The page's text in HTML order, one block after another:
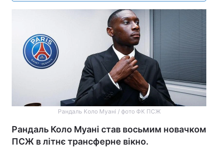
Рандаль Коло Муані / фото ФК ПСЖ
Рандаль Коло Муані став восьмим новачком
ПСЖ в літнє трансферне вікно.